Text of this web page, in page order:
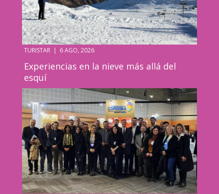
TURISTAR | 6 AGO, 2026
Experiencias en la nieve más allá del
esquí